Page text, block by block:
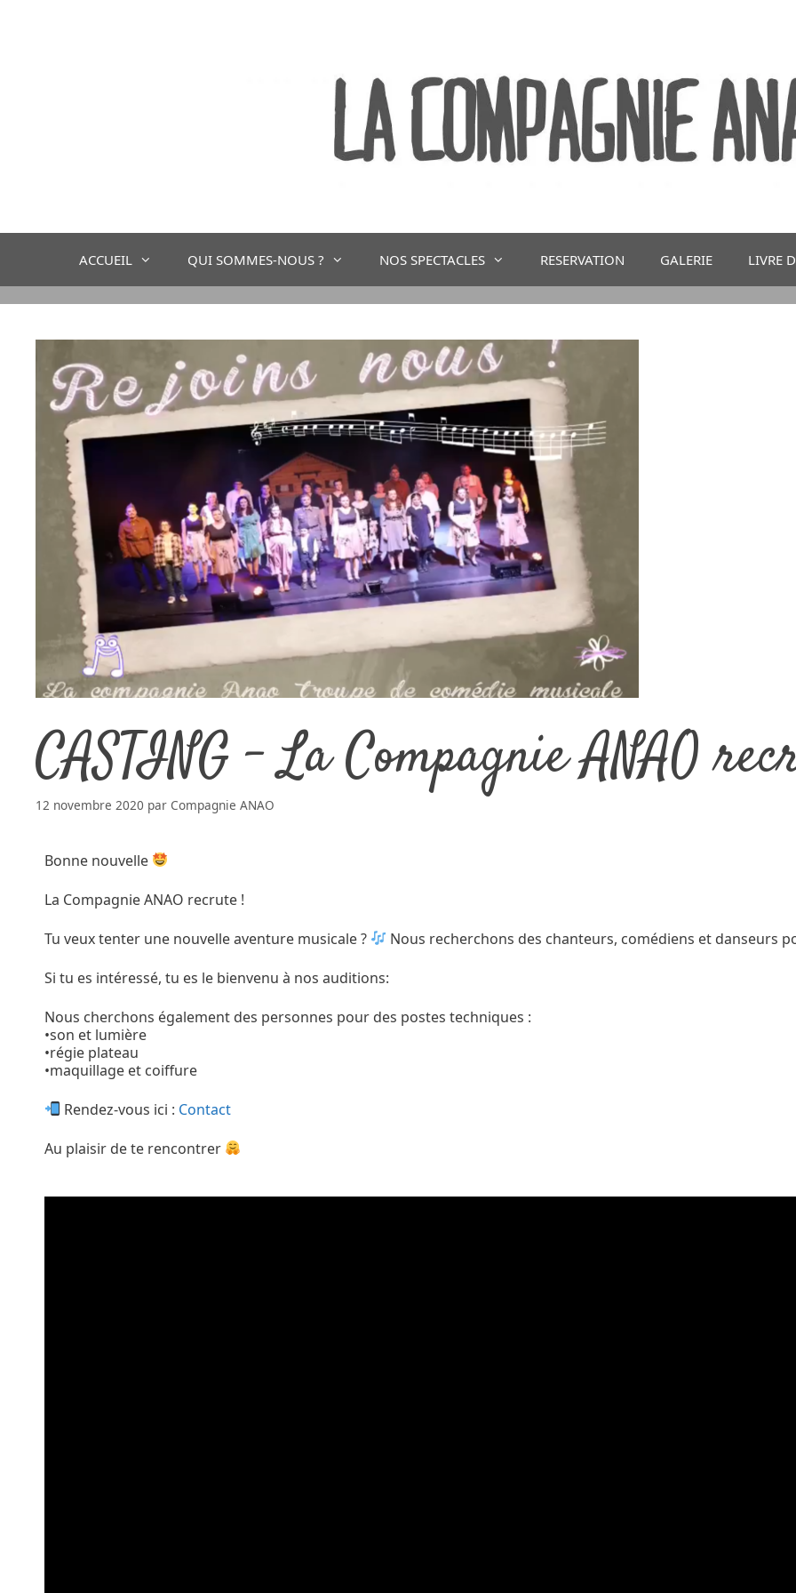
ACCUEIL QUI SOMMES-NOUS ? NOS SPECTACLES RESERVATION GALERIE LIVRE
CASTING – La Compagnie ANAO
12 novembre 2020 par Compagnie ANAO
Bonne nouvelle
La Compagnie ANAO recrute !
Tu veux tenter une nouvelle aventure musicale ?
Nous recherchons des chanteurs, comédiens et danseurs
Si tu es intéressé, tu es le bienvenu à nos auditions:
Nous cherchons également des personnes pour des postes techniques :
•son et lumière
•régie plateau
•maquillage et coiffure
Rendez-vous ici : Contact
Au plaisir de te rencontrer